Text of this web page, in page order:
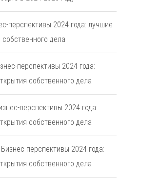
перспективы 2024 года: лучшие
дела
перспективы 2024 года:
собственного дела
перспективы 2024 года:
собственного дела
Бизнес-перспективы 2024 года:
собственного дела